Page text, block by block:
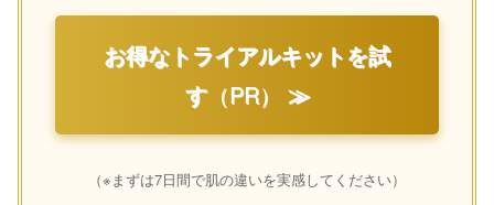
お得なトライアルキットを試
す（PR） ≫
（※まずは7日間で肌の違いを実感してください）